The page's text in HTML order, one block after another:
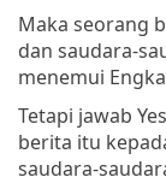
Maka seorang
dan saudara-
menemui
Tetapi jawab
berita itu
saudara-